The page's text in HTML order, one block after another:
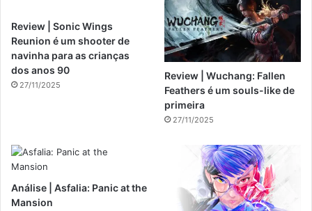
Review | Sonic Wings
Reunion é um shooter de
navinha para as crianças
dos anos 90
27/11/2025
Review | Wuchang: Fallen
Feathers é um souls-like de
primeira
27/11/2025
Análise | Asfalia: Panic at the
Mansion